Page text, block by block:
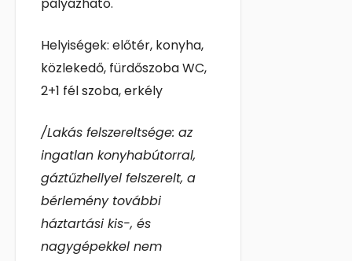
Helyiségek: előtér, konyha,
közlekedő, fürdőszoba WC,
2+1 fél szoba, erkély
/Lakás felszereltsége: az
ingatlan konyhabútorral,
gáztűzhellyel felszerelt, a
bérlemény további
háztartási kis-, és
nagygépekkel nem